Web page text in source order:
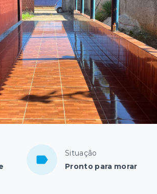
Situação
Pronto para morar